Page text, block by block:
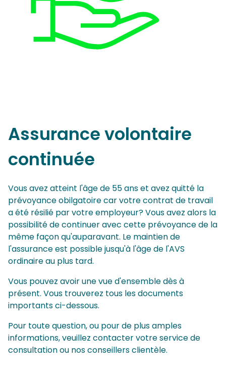
Assurance volontaire
continuée
Vous avez atteint l'âge de 55 ans et avez quitté la
prévoyance obilgatoire car votre contrat de travail
a été résilié par votre employeur? Vous avez alors la
possibilité de continuer avec cette prévoyance de la
même façon qu'auparavant. Le maintien de
l'assurance est possible jusqu'à l'âge de l'AVS
ordinaire au plus tard.
Vous pouvez avoir une vue d'ensemble dès à
présent. Vous trouverez tous les documents
importants ci-dessous.
Pour toute question, ou pour de plus amples
informations, veuillez contacter votre service de
consultation ou nos conseillers clientèle.